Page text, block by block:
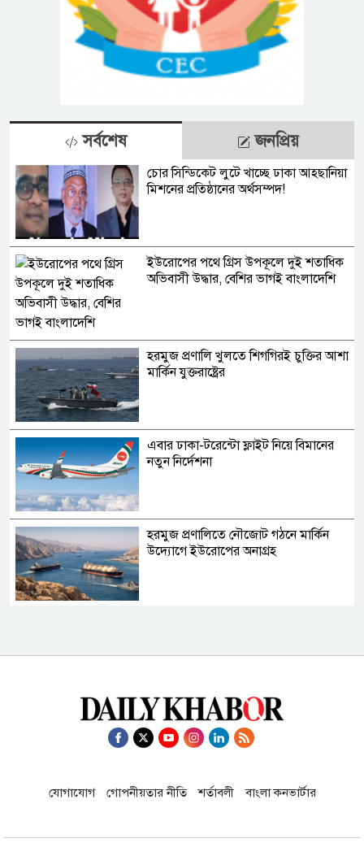
সর্বশেষ জনপ্রিয়
চোর সিন্ডিকেট লুটে খাচ্ছে ঢাকা আহ্ছানিয়া
মিশনের প্রতিষ্ঠানের অর্থসম্পদ!
ইউরোপের পথে গ্রিস উপকূলে দুই শতাধিক
অভিবাসী উদ্ধার, বেশির ভাগই বাংলাদেশি
হরমুজ প্রণালি খুলতে শিগগিরই চুক্তির আশা
মার্কিন যুক্তরাষ্ট্রের
এবার ঢাকা-টরেন্টো ফ্লাইট নিয়ে বিমানের
নতুন নির্দেশনা
হরমুজ প্রণালিতে নৌজোট গঠনে মার্কিন
উদ্যোগে ইউরোপের অনাগ্রহ
সাকিবের দেশে ফেরা নিয়ে কঠোর
প্রতিক্রিয়ায় ক্রীড়া প্রতিমন্ত্রী
ইতালি বিমানবন্দরে আটকা ঢাকাগামী
যোগাযোগ গোপনীয়তার নীতি শর্তাবলী বাংলা কনভার্টার